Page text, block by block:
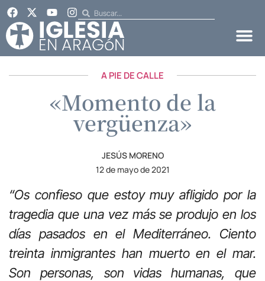
A PIE DE CALLE
«Momento de la
vergüenza»
JESÚS MORENO
12 de mayo de 2021
“Os confieso que estoy muy afligido por la
tragedia que una vez más se produjo en los
días pasados en el Mediterráneo. Ciento
treinta inmigrantes han muerto en el mar.
Son personas, son vidas humanas, que